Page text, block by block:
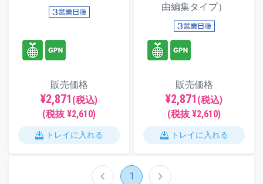
販売価格
¥2,871 (税込)
(税抜 ¥2,610)
トレイに入れる
由編集タイプ）
販売価格
¥2,871 (税込)
(税抜 ¥2,610)
トレイに入れる
chevron_left 1 chevron_right